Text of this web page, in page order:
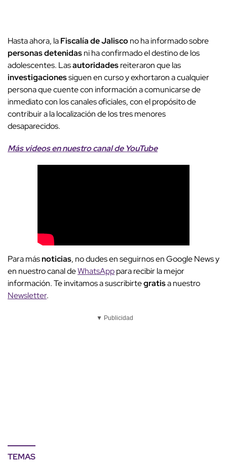
Hasta ahora, laFiscalía de Jaliscono ha informado sobre
personas detenidasni ha confirmado el destino de los
adolescentes. Lasautoridadesreiteraron que las
investigacionessiguen en curso y exhortaron a cualquier
persona que cuente con información a comunicarse de
inmediato con los canales oficiales, con el propósito de
contribuir a la localización de los tres menores
desaparecidos.
Más videosen nuestro canal de YouTube
Para másnoticias, no dudes en seguirnos en Google News y
en nuestro canal deWhatsApppara recibir la mejor
información. Te invitamos a suscribirtegratisa nuestro
Newsletter.
▼ Publicidad
TEMAS